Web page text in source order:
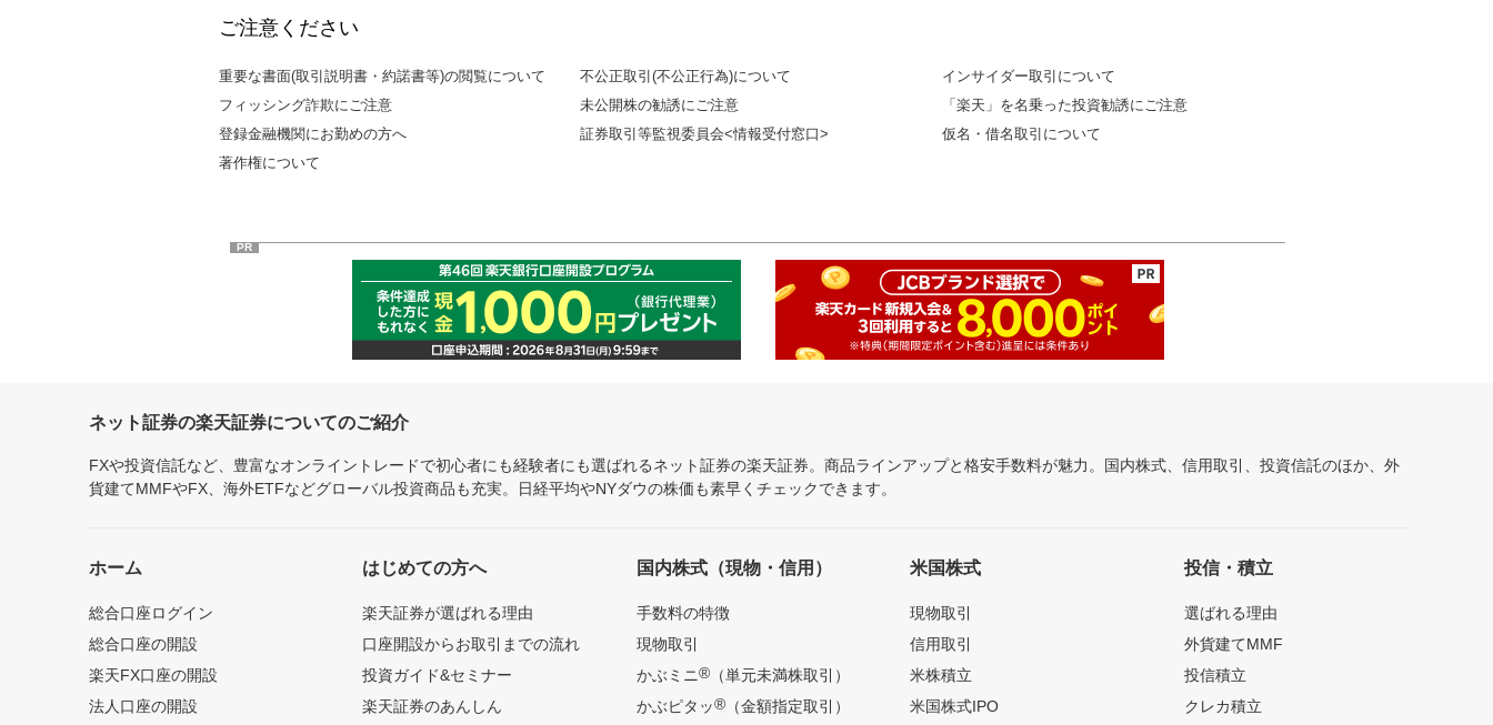
ご注意ください
重要な書面(取引説明書・約諾書等)の閲覧について
フィッシング詐欺にご注意
登録金融機関にお勤めの方へ
著作権について
不公正取引(不公正行為)について
未公開株の勧誘にご注意
証券取引等監視委員会<情報受付窓口>
インサイダー取引について
「楽天」を名乗った投資勧誘にご注意
仮名・借名取引について
PR
ネット証券の楽天証券についてのご紹介
FXや投資信託など、豊富なオンライントレードで初心者にも経験者にも選ばれるネット証券の楽天証券。商品ラインアップと格安手数料が魅力。国内株式、信用取引、投資信託のほか、外
貨建てMMFやFX、海外ETFなどグローバル投資商品も充実。日経平均やNYダウの株価も素早くチェックできます。
ホーム
総合口座ログイン
総合口座の開設
楽天FX口座の開設
法人口座の開設
はじめての方へ
楽天証券が選ばれる理由
口座開設からお取引までの流れ
投資ガイド&セミナー
楽天証券のあんしん
国内株式（現物・信用）
手数料の特徴
現物取引
かぶミニ®（単元未満株取引）
かぶピタッ®（金額指定取引）
米国株式
現物取引
信用取引
米株積立
米国株式IPO
投信・積立
選ばれる理由
外貨建てMMF
投信積立
クレカ積立